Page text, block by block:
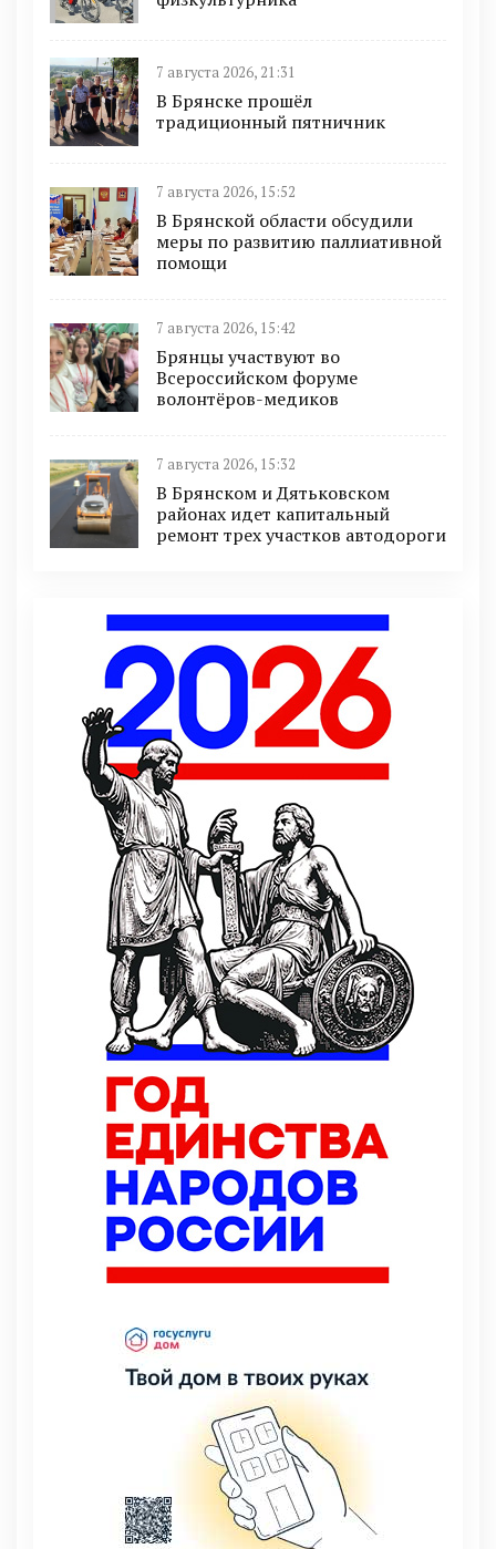
7 августа 2026, 21:31
В Брянске прошёл
традиционный пятничник
7 августа 2026, 15:52
В Брянской области обсудили
меры по развитию паллиативной
помощи
7 августа 2026, 15:42
Брянцы участвуют во
Всероссийском форуме
волонтёров-медиков
7 августа 2026, 15:32
В Брянском и Дятьковском
районах идет капитальный
ремонт трех участков автодороги